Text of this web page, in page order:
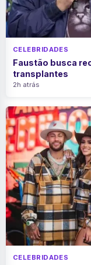
CELEBRIDADES
Faustão busca
transplantes
2h atrás
CELEBRIDADES